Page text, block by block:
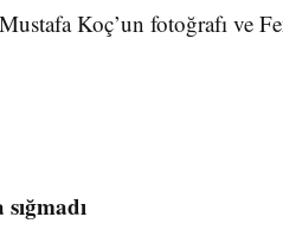
Koç’un fotoğrafı ve